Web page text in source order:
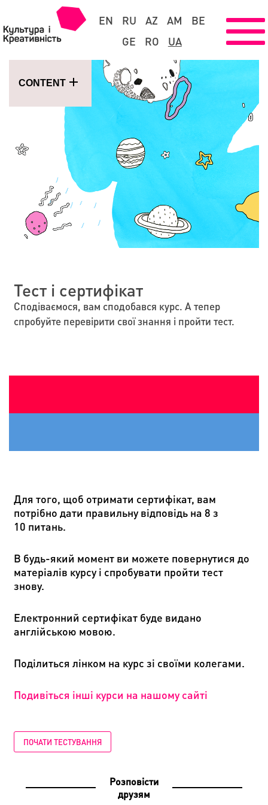
EN RU AZ AM
BE
GE
RO UA
CONTENT
Тест і сертифікат
Сподіваємося, вам сподобався курс. А тепер
спробуйте перевірити свої знання і пройти тест.
Для того, щоб отримати сертифікат, вам
потрібно дати правильну відповідь на 8 з
10 питань.
В будь-який момент ви можете повернутися до
матеріалів курсу і спробувати пройти тест
знову.
Електронний сертифікат буде видано
англійською мовою.
Поділитьcя лінком на курс зі своїми колегами.
Подивіться інші курси на нашому сайті
ПОЧАТИ ТЕСТУВАННЯ
Розповісти
друзям